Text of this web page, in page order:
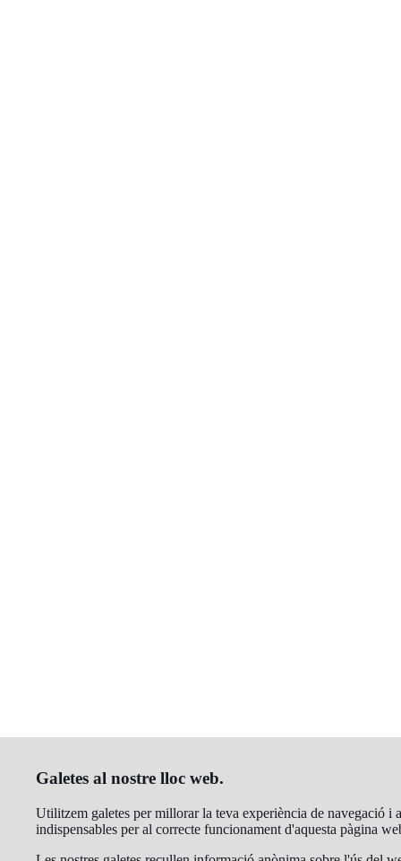
Galetes al nostre lloc web.
Utilitzem galetes per millorar la teva experiència de navegació i
indispensables per al correcte funcionament d'aquesta pàgina